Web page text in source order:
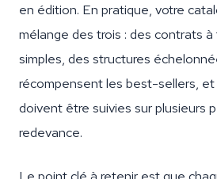
en édition. En pratique, votre
mélange des trois : des contrats
simples, des structures
récompensent les best-sellers, et
doivent être suivies sur plusieurs
redevance.